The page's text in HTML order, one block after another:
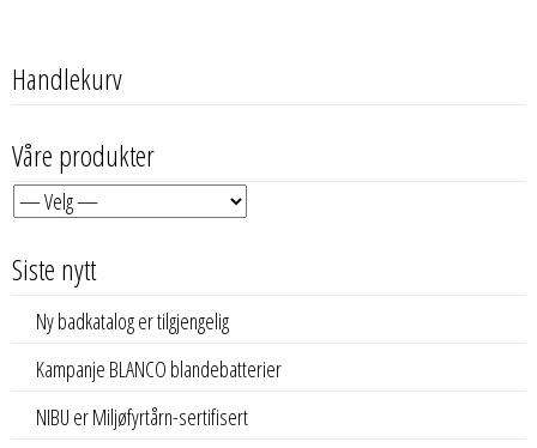
Handlekurv
Våre produkter
Siste nytt
Ny badkatalog er tilgjengelig
Kampanje BLANCO blandebatterier
NIBU er Miljøfyrtårn-sertifisert